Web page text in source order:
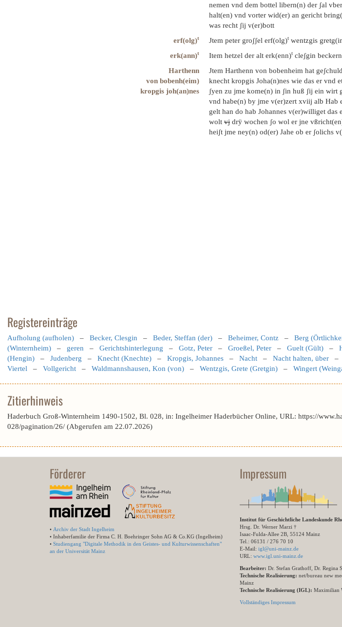
nemen vnd dem bottel libern(n) der ʃal
halt(en) vnd vorter wid(er) an gericht
was recht ʃij v(er)bott
erf(olg)t Jtem peter groʃʃel erf(olg)t wentzgis
erk(ann)t Item hetzel der alt erk(enn)t cleʃgin
Harthenn
Jtem Harthenn von bobenheim hat
von bobenh(eim)
knecht kropgis Joha(n)nes wie das er vnd
kropgis joh(an)nes
ʃyen zu jme kome(n) in ʃin huß ʃij ein wirt
vnd habe(n) by jme v(er)zert xviij alb Hab
gelt han do hab Johannes v(er)williget das
wolt vj drÿ wochen ʃo wol er jne
heiʃt jme ney(n) od(er) Jahe ob er ʃolichs
Registereinträge
Aufholung (aufholen) – Becker, Clesgin – Beder, Steffan (der) – Beheimer, Contz – Berg
(Winternheim) – geren – Gerichtshinterlegung – Gotz, Peter – Groeßel, Peter – Guelt (Gült) –
(Hengin) – Judenberg – Knecht (Knechte) – Kropgis, Johannes – Nacht – Nacht halten, über –
Viertel – Vollgericht – Waldmannshausen, Kon (von) – Wentzgis, Grete (Gretgin) – Wingert
Zitierhinweis
Haderbuch Groß-Winternheim 1490-1502, Bl. 028, in: Ingelheimer Haderbücher Online, URL: https://
028/pagination/26/ (Abgerufen am 22.07.2026)
Förderer
• Archiv der Stadt Ingelheim
• Inhaberfamilie der Firma C. H. Boehringer Sohn AG & Co.KG (Ingelheim)
• Studiengang "Digitale Methodik in den Geistes- und Kulturwissenschaften"
an der Universität Mainz
Impressum
Institut für Geschichtliche Landeskunde
Hrsg. Dr. Werner Marzi †
Isaac-Fulda-Allee 2B, 55124 Mainz
Tel.: 06131 / 276 70 10
E-Mail: igl@uni-mainz.de
URL: www.igl.uni-mainz.de
Bearbeiter: Dr. Stefan Grathoff, Dr. Regina
Technische Realisierung: net/bureau new
Mainz
Technische Realisierung (IGL): Maximilian
Vollständiges Impressum